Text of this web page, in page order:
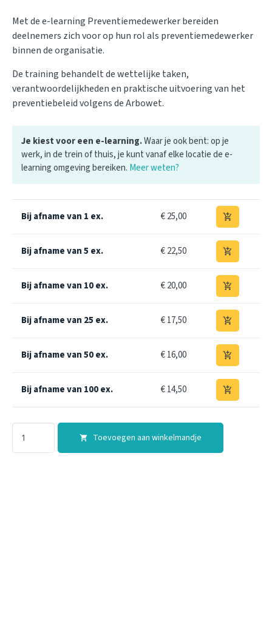
Met de e-learning Preventiemedewerker bereiden
deelnemers zich voor op hun rol als preventiemedewerker
binnen de organisatie.
De training behandelt de wettelijke taken,
verantwoordelijkheden en praktische uitvoering van het
preventiebeleid volgens de Arbowet.
Je kiest voor een e-learning.Waar je ook bent: op je
werk, in de trein of thuis, je kunt vanaf elke locatie de e-
learning omgeving bereiken. Meer weten?
Bij afname van 1 ex. € 25,00 add_shopping_cart
Bij afname van 5 ex. € 22,50 add_shopping_cart
Bij afname van 10 ex. € 20,00 add_shopping_cart
Bij afname van 25 ex. € 17,50 add_shopping_cart
Bij afname van 50 ex. € 16,00 add_shopping_cart
Bij afname van 100 ex. € 14,50 add_shopping_cart
shopping_cart Toevoegen aan winkelmandje